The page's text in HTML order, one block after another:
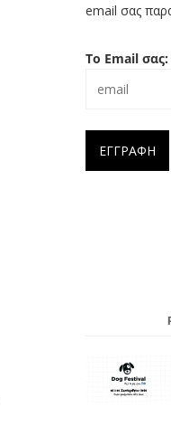
email σας
Το Email σας: